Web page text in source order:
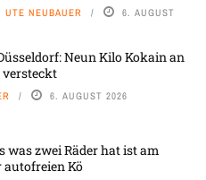
UTE NEUBAUER 6. AUGUST
Neun Kilo Kokain an
6. AUGUST 2026
was zwei Räder hat ist am
autofreien Kö